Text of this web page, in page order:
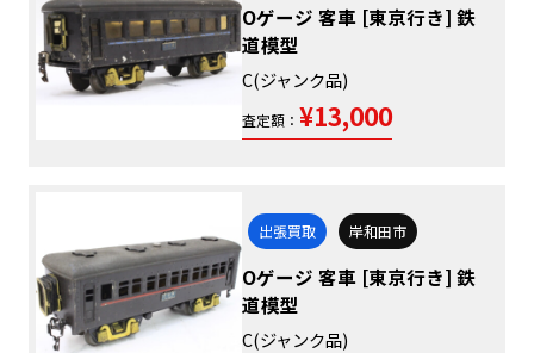
Oゲージ 客車 [東京行き] 鉄
道模型
C(ジャンク品)
査定額： ¥13,000
出張買取 岸和田市
Oゲージ 客車 [東京行き] 鉄
道模型
C(ジャンク品)